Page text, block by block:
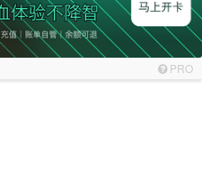
PRO